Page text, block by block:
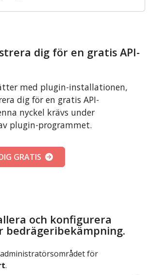
dig för en gratis API-
med plugin-installationen,
dig för en gratis API-
nyckel krävs under
plugin-programmet.
GRATIS
och konfigurera
bedrägeribekämpning.
för
.